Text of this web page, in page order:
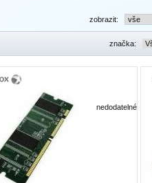
zobrazit:
značka:
nedodatelné